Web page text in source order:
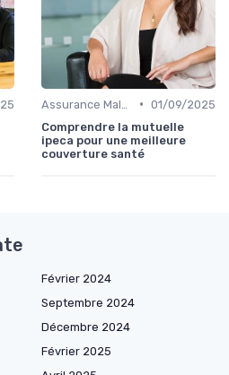
• 01/09/2025
Comprendre la mutuelle
ipeca pour une meilleure
couverture santé
Février 2024
Septembre 2024
Décembre 2024
Février 2025